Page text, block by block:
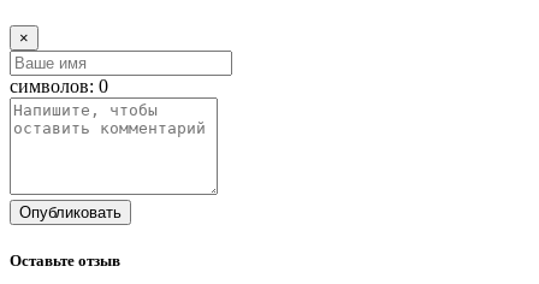
×
символов: 0
Опубликовать
Оставьте отзыв